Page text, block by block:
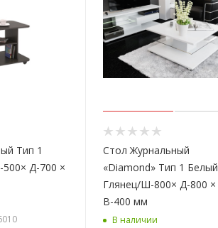
Тип 1
Д-700 ×
Стол Журнальный
«Diamond» Тип 1 Белый
Глянец/Ш-800× Д-800 ×
В-400 мм
В наличии